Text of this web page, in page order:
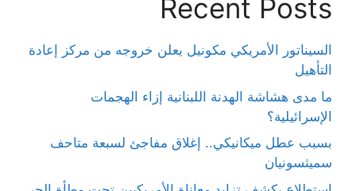
Recent Posts
السيناتور الأمريكي مكونيل يعلن خروجه من مركز إعادة
التأهيل
ما مدى هشاشة الهدنة اللبنانية إزاء الهجمات
الإسرائيلية؟
بسبب عطل ميكانيكي.. إغلاق مفاجئ لسبعة متاحف
سميثسونيان